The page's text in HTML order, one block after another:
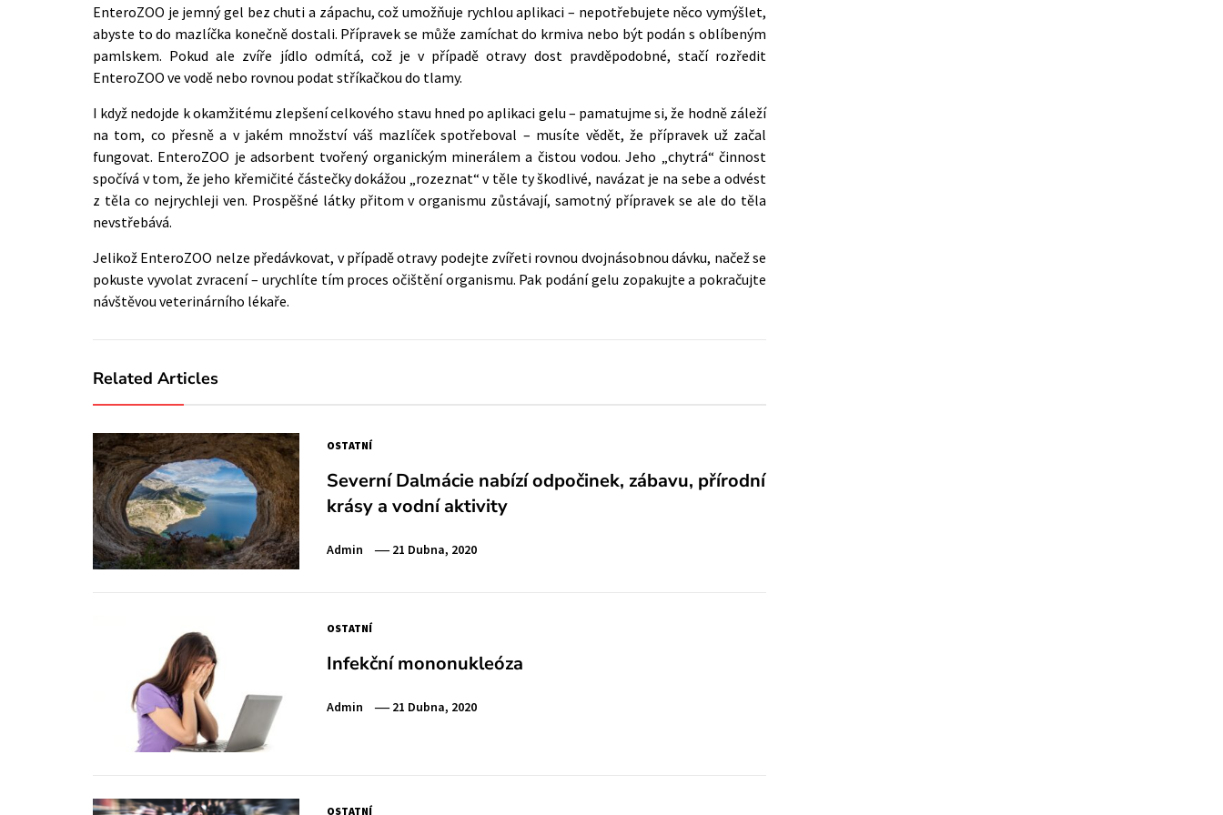
EnteroZOO je jemný gel bez chuti a zápachu, což umožňuje rychlou aplikaci – nepotřebujete něco vymýšlet,
abyste to do mazlíčka konečně dostali. Přípravek se může zamíchat do krmiva nebo být podán s oblíbeným
pamlskem. Pokud ale zvíře jídlo odmítá, což je v případě otravy dost pravděpodobné, stačí rozředit
EnteroZOO ve vodě nebo rovnou podat stříkačkou do tlamy.
I když nedojde k okamžitému zlepšení celkového stavu hned po aplikaci gelu – pamatujme si, že hodně záleží
na tom, co přesně a v jakém množství váš mazlíček spotřeboval – musíte vědět, že přípravek už začal
fungovat. EnteroZOO je adsorbent tvořený organickým minerálem a čistou vodou. Jeho „chytrá“ činnost
spočívá v tom, že jeho křemičité částečky dokážou „rozeznat“ v těle ty škodlivé, navázat je na sebe a odvést
z těla co nejrychleji ven. Prospěšné látky přitom v organismu zůstávají, samotný přípravek se ale do těla
nevstřebává.
Jelikož EnteroZOO nelze předávkovat, v případě otravy podejte zvířeti rovnou dvojnásobnou dávku, načež se
pokuste vyvolat zvracení – urychlíte tím proces očištění organismu. Pak podání gelu zopakujte a pokračujte
návštěvou veterinárního lékaře.
Related Articles
OSTATNÍ
Severní Dalmácie nabízí odpočinek, zábavu, přírodní
krásy a vodní aktivity
Admin 21 Dubna, 2020
OSTATNÍ
Infekční mononukleóza
Admin 21 Dubna, 2020
OSTATNÍ